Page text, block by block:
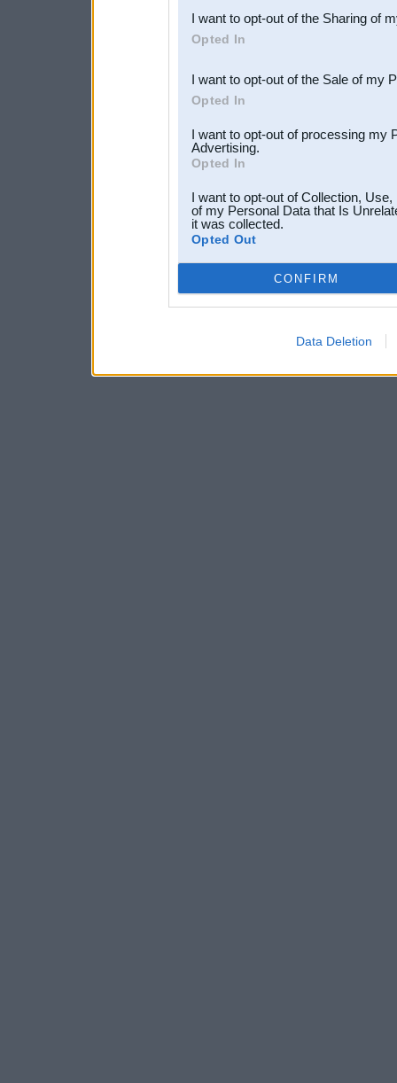
Downstream Participants
third parties.
I want to opt-out of the Sharing of
Opted In
I want to opt-out of the Sale of my
Opted In
I want to opt-out of processing my
Advertising.
Opted In
I want to opt-out of Collection,
of my Personal Data that Is
it was collected.
Opted Out
CONFIRM
Data Deletion